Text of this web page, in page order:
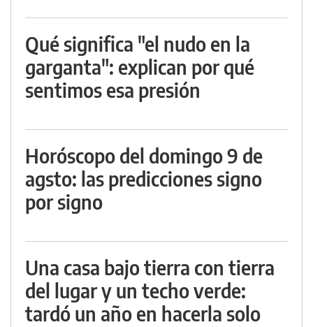
Qué significa "el nudo en la
garganta": explican por qué
sentimos esa presión
Horóscopo del domingo 9 de
agsto: las predicciones signo
por signo
Una casa bajo tierra con tierra
del lugar y un techo verde:
tardó un año en hacerla solo